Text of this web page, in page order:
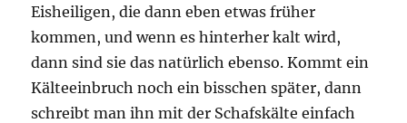
Eisheiligen, die dann eben etwas früher
kommen, und wenn es hinterher kalt wird,
dann sind sie das natürlich ebenso. Kommt ein
Kälteeinbruch noch ein bisschen später, dann
schreibt man ihn mit der Schafskälte einfach